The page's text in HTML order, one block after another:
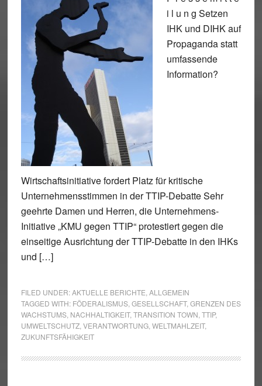
i l u n g Setzen
IHK und DIHK auf
Propaganda statt
umfassende
Information?
Wirtschaftsinitiative fordert Platz für kritische
Unternehmensstimmen in der TTIP-Debatte Sehr
geehrte Damen und Herren, die Unternehmens-
Initiative „KMU gegen TTIP“ protestiert gegen die
einseitige Ausrichtung der TTIP-Debatte in den IHKs
und […]
FILED UNDER:AKTUELLE BERICHTE ALLGEMEIN
TAGGED WITH: FÖDERALISMUS, GESELLSCHAFT, GRENZEN DES
WACHSTUMS, NACHHALTIGKEIT, TRANSITION TOWN TTIP,
UMWELTSCHUTZ, VERANTWORTUNG, WELTMAHLZEIT,
ZUKUNFTSFÄHIGKEIT